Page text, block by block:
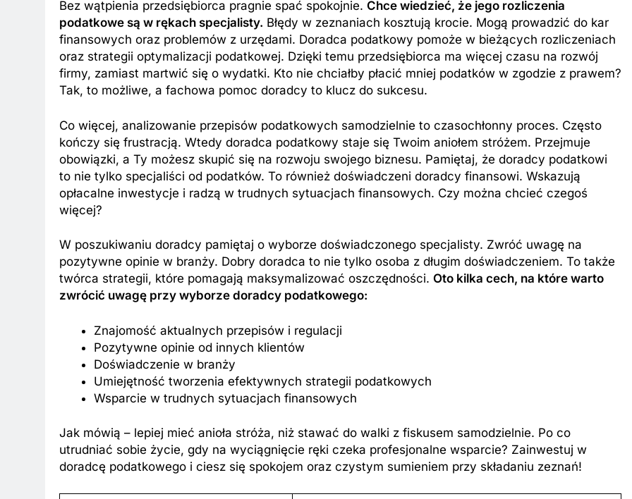
Bez wątpienia przedsiębiorca pragnie spać spokojnie. Chce wiedzieć, że jego rozliczenia
podatkowe są w rękach specjalisty. Błędy w zeznaniach kosztują krocie. Mogą prowadzić do kar
finansowych oraz problemów z urzędami. Doradca podatkowy pomoże w bieżących rozliczeniach
oraz strategii optymalizacji podatkowej. Dzięki temu przedsiębiorca ma więcej czasu na rozwój
firmy, zamiast martwić się o wydatki. Kto nie chciałby płacić mniej podatków w zgodzie z prawem?
Tak, to możliwe, a fachowa pomoc doradcy to klucz do sukcesu.
Co więcej, analizowanie przepisów podatkowych samodzielnie to czasochłonny proces. Często
kończy się frustracją. Wtedy doradca podatkowy staje się Twoim aniołem stróżem. Przejmuje
obowiązki, a Ty możesz skupić się na rozwoju swojego biznesu. Pamiętaj, że doradcy podatkowi
to nie tylko specjaliści od podatków. To również doświadczeni doradcy finansowi. Wskazują
opłacalne inwestycje i radzą w trudnych sytuacjach finansowych. Czy można chcieć czegoś
więcej?
W poszukiwaniu doradcy pamiętaj o wyborze doświadczonego specjalisty. Zwróć uwagę na
pozytywne opinie w branży. Dobry doradca to nie tylko osoba z długim doświadczeniem. To także
twórca strategii, które pomagają maksymalizować oszczędności. Oto kilka cech, na które warto
zwrócić uwagę przy wyborze doradcy podatkowego:
Znajomość aktualnych przepisów i regulacji
Pozytywne opinie od innych klientów
Doświadczenie w branży
Umiejętność tworzenia efektywnych strategii podatkowych
Wsparcie w trudnych sytuacjach finansowych
Jak mówią – lepiej mieć anioła stróża, niż stawać do walki z fiskusem samodzielnie. Po co
utrudniać sobie życie, gdy na wyciągnięcie ręki czeka profesjonalne wsparcie? Zainwestuj w
doradcę podatkowego i ciesz się spokojem oraz czystym sumieniem przy składaniu zeznań!